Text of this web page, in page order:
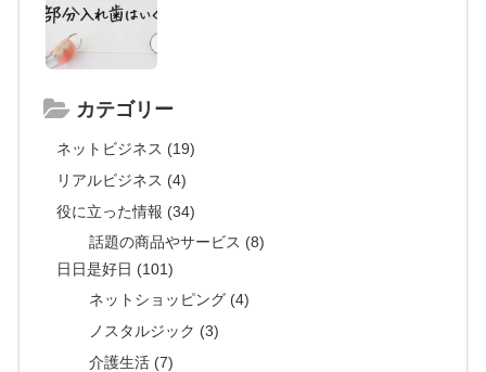
カテゴリー
ネットビジネス (19)
リアルビジネス (4)
役に立った情報 (34)
話題の商品やサービス (8)
日日是好日 (101)
ネットショッピング (4)
ノスタルジック (3)
介護生活 (7)